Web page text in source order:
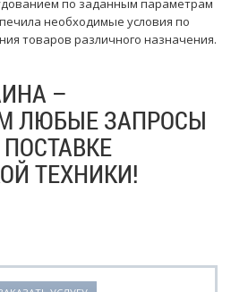
по заданным параметрам
необходимые условия по
товаров различного назначения.
–
ЛЮБЫЕ ЗАПРОСЫ
ТЕХНИКИ!